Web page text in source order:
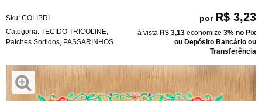
Sku: COLIBRI
Categoria: TECIDO TRICOLINE
Patches Sortidos PASSARINHOS
por R$ 3,23
à vista R$ 3,13 economize 3% no Pix
ou Depósito Bancário ou
Transferência